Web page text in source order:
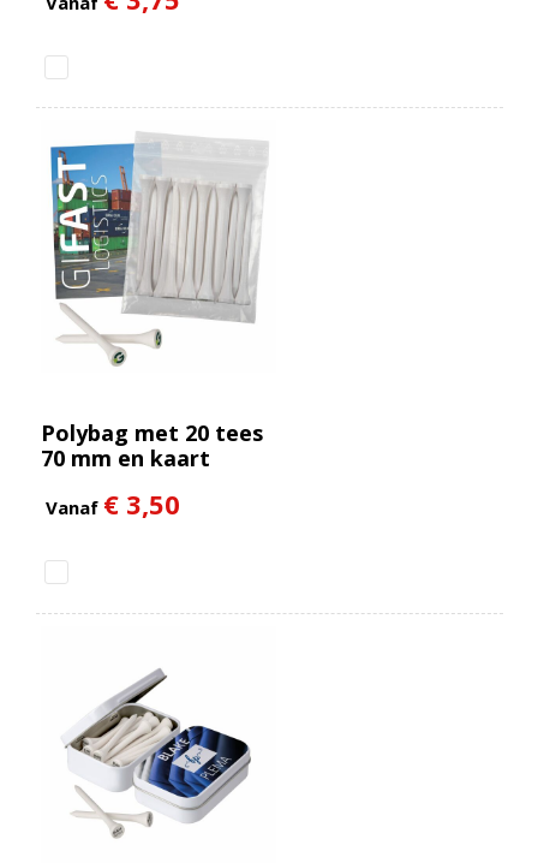
Polybag met 20 tees
70 mm en kaart
Vanaf € 3,50